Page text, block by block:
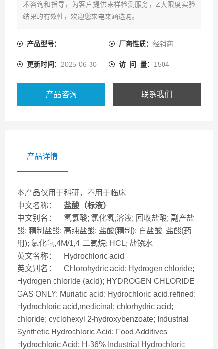
术咨询和指导，为客户提供来样检测服务，Z大限度实验
结果的有效性，欢迎您来电来涵选购。
产品型号： 厂商性质： 经销商
更新时间： 2025-06-30 访 问 量： 1504
产品咨询 联系我们
产品详情
本产品仅用于科研，不用于临床
中文名称： 盐酸（标液）
中文别名： 氢氯酸; 氯化氢,溶液; 回收盐酸; 副产盐
酸; 精制盐酸; 高纯盐酸; 盐酸(精制); 白盐酸; 盐酸(药
用); 氯化氢,4M/1,4-二氧烷; HCL; 盐镪水
英文名称： Hydrochloric acid
英文别名： Chlorohydric acid; Hydrogen chloride;
Hydrogen chloride (acid); HYDROGEN CHLORIDE
GAS ONLY; Muriatic acid; Hydrochloric acid,refined;
Hydrochloric acid,medicinal; chlorhydric acid;
chloride; cyclohexyl 2-hydroxybenzoate; Industrial
Synthetic Hydrochloric Acid; Food Additives
Hydrochloric Acid; H-36% Industrial Hydrochloric